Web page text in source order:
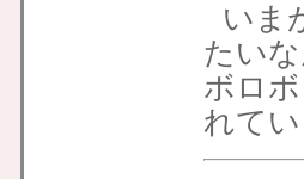
いま
たい
ボロボ
れてい